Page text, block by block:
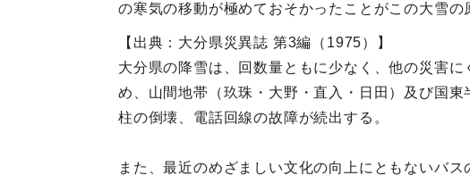
の寒気の移動が極めておそかったことがこの大雪の
【出典：大分県災異誌 第3編（1975）】
大分県の降雪は、回数量ともに少なく、他の災害
め、山間地帯（玖珠・大野・直入・日田）及び国
柱の倒壊、電話回線の故障が続出する。
また、最近のめざましい文化の向上にともないバ